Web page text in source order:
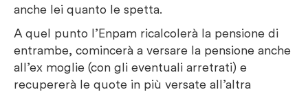
anche lei quanto le spetta.
A quel punto l’Enpam ricalcolerà la pensione di
entrambe, comincerà a versare la pensione anche
all’ex moglie (con gli eventuali arretrati) e
recupererà le quote in più versate all’altra